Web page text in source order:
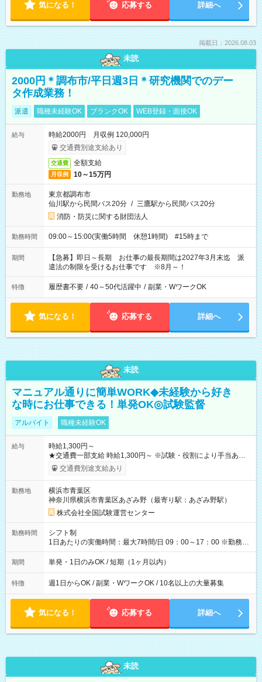
気になる！ 応募する 詳細へ
掲載日：2026.08.03
未読
2000円＊調布市/平日週3日＊研究機関でのデー
タ作成業務！
派遣 職種未経験OK ブランクOK WEB登録・面接OK
給与
時給2000円 月収例 120,000円
交通費別途支給あり
交通費 全額支給
月収例 10～15万円
勤務地
東京都調布市
仙川駅から民間バス20分 / 三鷹駅から民間バス20分
消防・防災に関する財団法人
勤務時間 09:00～15:00(実働5時間 休憩1時間) #15時まで
期間
【急募】即日～長期 お仕事の最長期間は2027年3月末迄 派
遣法の制限を受けるお仕事です ※8月～！
特徴 履歴書不要 / 40～50代活躍中 / 副業・WワークOK
気になる！ 応募する 詳細へ
未読
マニュアル通りに簡単WORK◆未経験から好き
な時にお仕事できる！単発OK◎試験監督
アルバイト 職種未経験OK
給与
時給1,300円～
★交通費一部支給 時給1,300円～ ※試験・役割により手当あり
※勤務回数により昇給あり 【即給（前払い）オプションあ
り！】 希望される場合、勤務から1週間ほどで給与の一部を受け
例】 ・河合塾模擬試験 8:30～17:30（休憩1時間） 時給1,300円
×8時間＝日収10,400円＋交通費 ※当日の役割により時給＋100
円の場合あり ・国家試験 7:00～13:30（休憩なし） 時給1,300
円（役割手当＋100円）×6時間＝日収8,400円＋交通費 【試用期
間】試用期間なし
交通費別途支給あり
勤務地
横浜市青葉区
神奈川県横浜市青葉区あざみ野（最寄り駅：あざみ野駅）
株式会社全国試験運営センター
勤務時間
シフト制
1日あたりの実働時間：最大7時間/日 09：00～17：00 ※勤務時
間は 試験により異なります。
期間 単発・1日のみOK / 短期（1ヶ月以内）
特徴 週1日からOK / 副業・WワークOK / 10名以上の大量募集
気になる！ 応募する 詳細へ
未読